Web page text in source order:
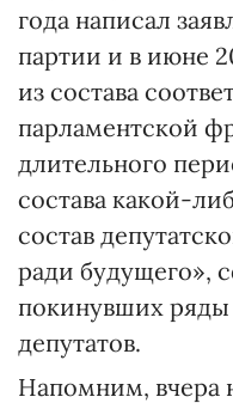
года написал
партии и в июне
из состава
парламентской
длительного
состава какой-
состав
ради будущего»,
покинувших
депутатов.
Напомним, вчера